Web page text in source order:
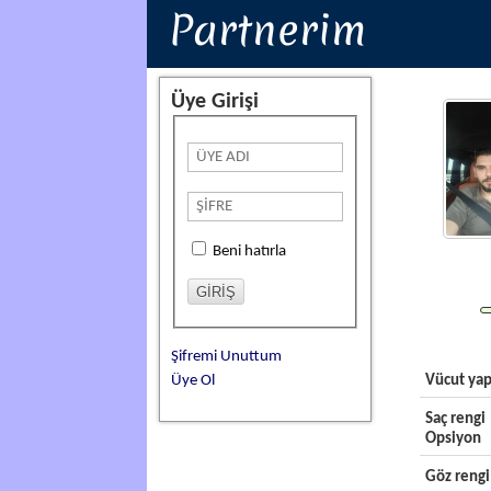
Partnerim
Üye Girişi
Beni hatırla
Şifremi Unuttum
Üye Ol
Vücut
Saç rengi
Opsiyon
Göz rengi